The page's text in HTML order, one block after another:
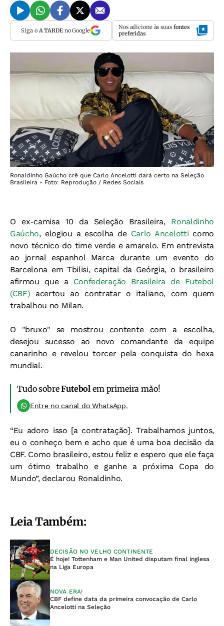
Siga o A TARDEno Google Nos adicione às suas fontes
preferidas
Ronaldinho Gaúcho crê que Carlo Ancelotti dará certo na Seleção
Brasileira - Foto: Reprodução / Redes Sociais
O ex-camisa 10 da Seleção Brasileira, Ronaldinho
Gaúcho, elogiou a escolha de Carlo Ancelotti como
novo técnico do time verde e amarelo. Em entrevista
ao jornal espanhol Marca durante um evento do
Barcelona em Tbilisi, capital da Geórgia, o brasileiro
afirmou que a Confederação Brasileira de Futebol
(CBF) acertou ao contratar o italiano, com quem
trabalhou no Milan.
O "bruxo" se mostrou contente com a escolha,
desejou sucesso ao novo comandante da equipe
canarinho e revelou torcer pela conquista do hexa
mundial.
Tudo sobreFutebol em primeira mão!
Entre no canal do WhatsApp.
“Eu adoro isso [a contratação]. Trabalhamos juntos,
eu o conheço bem e acho que é uma boa decisão da
CBF. Como brasileiro, estou feliz e espero que ele faça
um ótimo trabalho e ganhe a próxima Copa do
Mundo”, declarou Ronaldinho.
Leia Também:
DECISÃO NO VELHO CONTINENTE
É hoje! Tottenham e Man United disputam final inglesa
na Liga Europa
NOVA ERA!
CBF define data da primeira convocação de Carlo
Ancelotti na Seleção